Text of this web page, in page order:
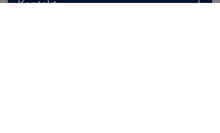
Kontakt